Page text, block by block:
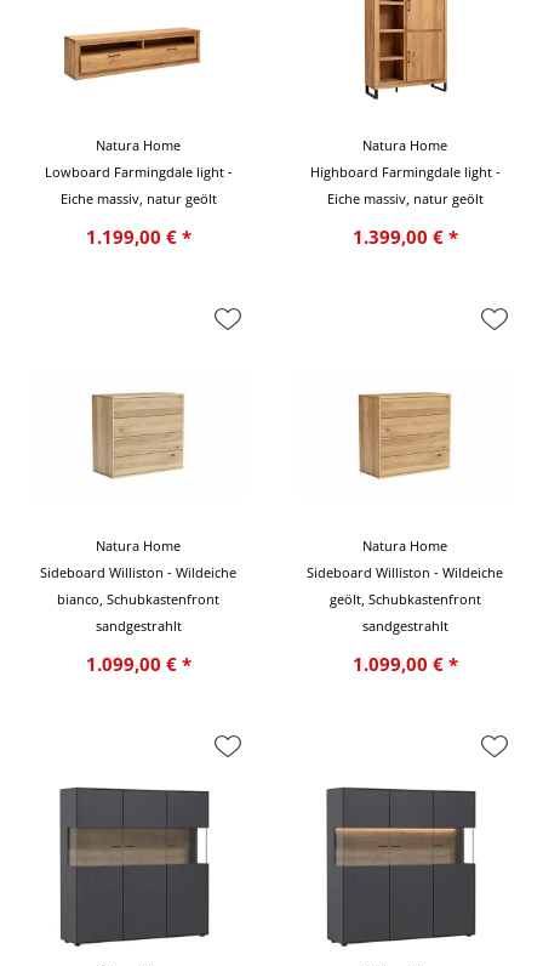
Natura Home
Lowboard Farmingdale light -
Eiche massiv, natur geölt
1.199,00 € *
Natura Home
Highboard Farmingdale light -
Eiche massiv, natur geölt
1.399,00 € *
Natura Home
Sideboard Williston - Wildeiche
bianco, Schubkastenfront
sandgestrahlt
1.099,00 € *
Natura Home
Sideboard Williston - Wildeiche
geölt, Schubkastenfront
sandgestrahlt
1.099,00 € *